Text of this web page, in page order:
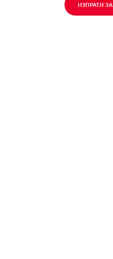
ИЗПРАТИ